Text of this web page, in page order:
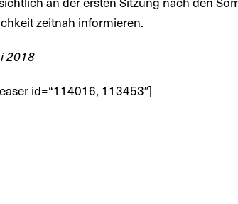
zeitnah informieren.
2018
id=“114016, 113453″]